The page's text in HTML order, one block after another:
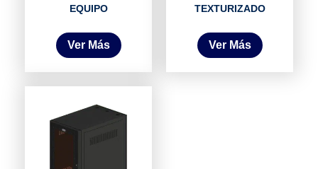
EQUIPO
Ver Más
TEXTURIZADO
Ver Más